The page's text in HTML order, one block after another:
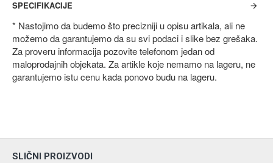
SPECIFIKACIJE
* Nastojimo da budemo što precizniji u opisu artikala, ali ne
možemo da garantujemo da su svi podaci i slike bez grešaka.
Za proveru informacija pozovite telefonom jedan od
maloprodajnih objekata. Za artikle koje nemamo na lageru, ne
garantujemo istu cenu kada ponovo budu na lageru.
SLIČNI PROIZVODI